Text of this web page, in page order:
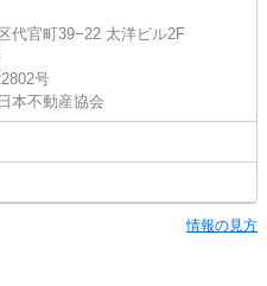
代官町39−22 太洋ビル2F
号
本不動産協会
情報の見方